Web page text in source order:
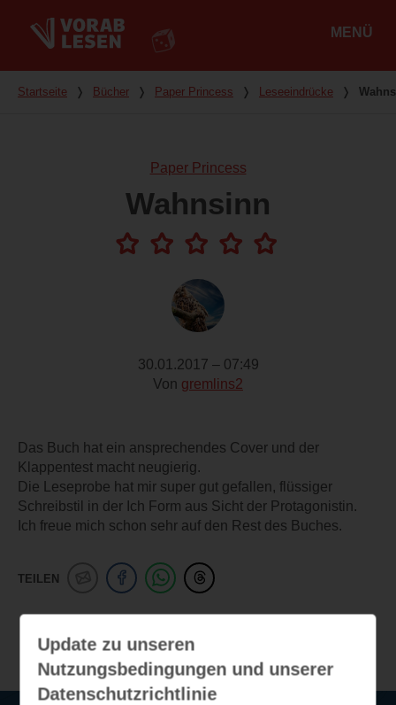
MENÜ
Du bist hier
Startseite ❭ Bücher ❭ Paper Princess ❭ Leseeindrücke ❭
Paper Princess
Wahnsinn
30.01.2017 – 07:49
Von gremlins2
Das Buch hat ein ansprechendes Cover und der
Klappentest macht neugierig.
Die Leseprobe hat mir super gut gefallen, flüssiger
Schreibstil in der Ich Form aus Sicht der Protagonistin.
Ich freue mich schon sehr auf den Rest des Buches.
TEILEN
Update zu unseren
Nutzungsbedingungen und unserer
Datenschutzrichtlinie